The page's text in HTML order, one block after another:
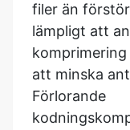
att minska
Förlorande
en
men inte